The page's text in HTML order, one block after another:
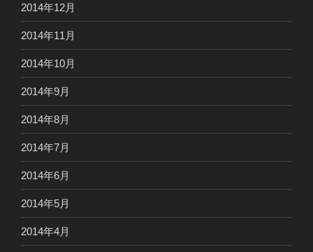
2014年12月
2014年11月
2014年10月
2014年9月
2014年8月
2014年7月
2014年6月
2014年5月
2014年4月